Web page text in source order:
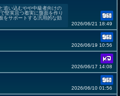
追い込むやや中級者向けの
堅実且つ着実に盤面を作り
をサポートする汎用的な効
2026/06/21 18:49
2026/06/19 10:56
2026/06/17 14:08
2026/06/10 01:56